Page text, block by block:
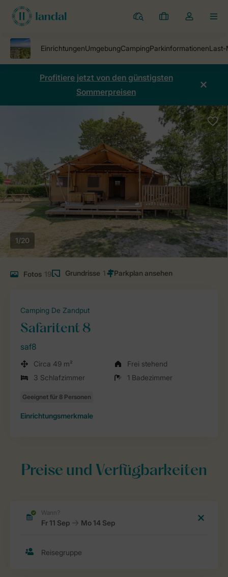
Ferienparks
Meine
Dropdown-
öffnen
Profitiere jetzt von den günstigsten
Sommerpreisen
1/20
Fotos 19 Grundrisse 1
Camping De Zandput
Safaritent 8
saf8
Circa 49 m²
Frei stehend
3 Schlafzimmer
1 Badezimmer
Einrichtungsmerkmale
Preise und Verfügbarkeiten